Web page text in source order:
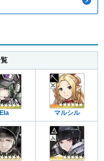
Ela マルシル